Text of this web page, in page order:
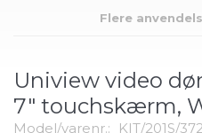
Flere
Uniview video
7" touchskærm,
Model/varenr.: KIT/201S/